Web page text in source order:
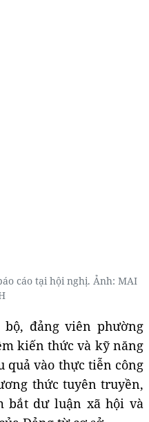
cáo tại hội nghị. Ảnh: MAI
đảng viên phường
kiến thức và kỹ năng
quả vào thực tiễn công
thức tuyên truyền,
bắt dư luận xã hội và